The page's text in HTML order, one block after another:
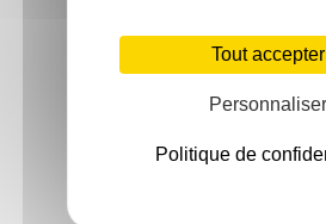
Tout accepter
Personnaliser
Politique de